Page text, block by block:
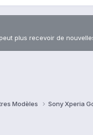
plus recevoir de
Modèles Sony Xperia